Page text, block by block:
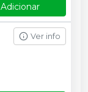
Adicionar
Ver info